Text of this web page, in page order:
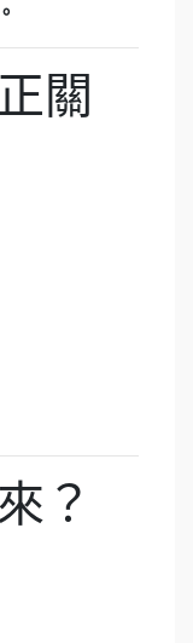
關
？